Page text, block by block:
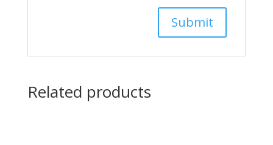
Related products